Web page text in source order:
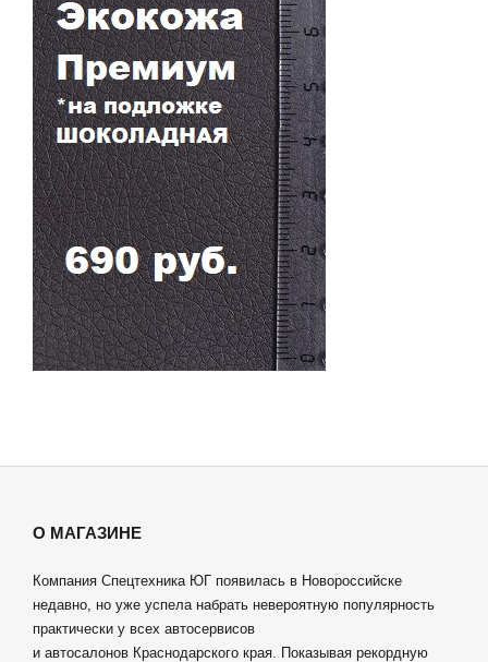
О МАГАЗИНЕ
Компания Спецтехника ЮГ появилась в Новороссийске
недавно, но уже успела набрать невероятную популярность
практически у всех автосервисов
и автосалонов Краснодарского края. Показывая рекордную